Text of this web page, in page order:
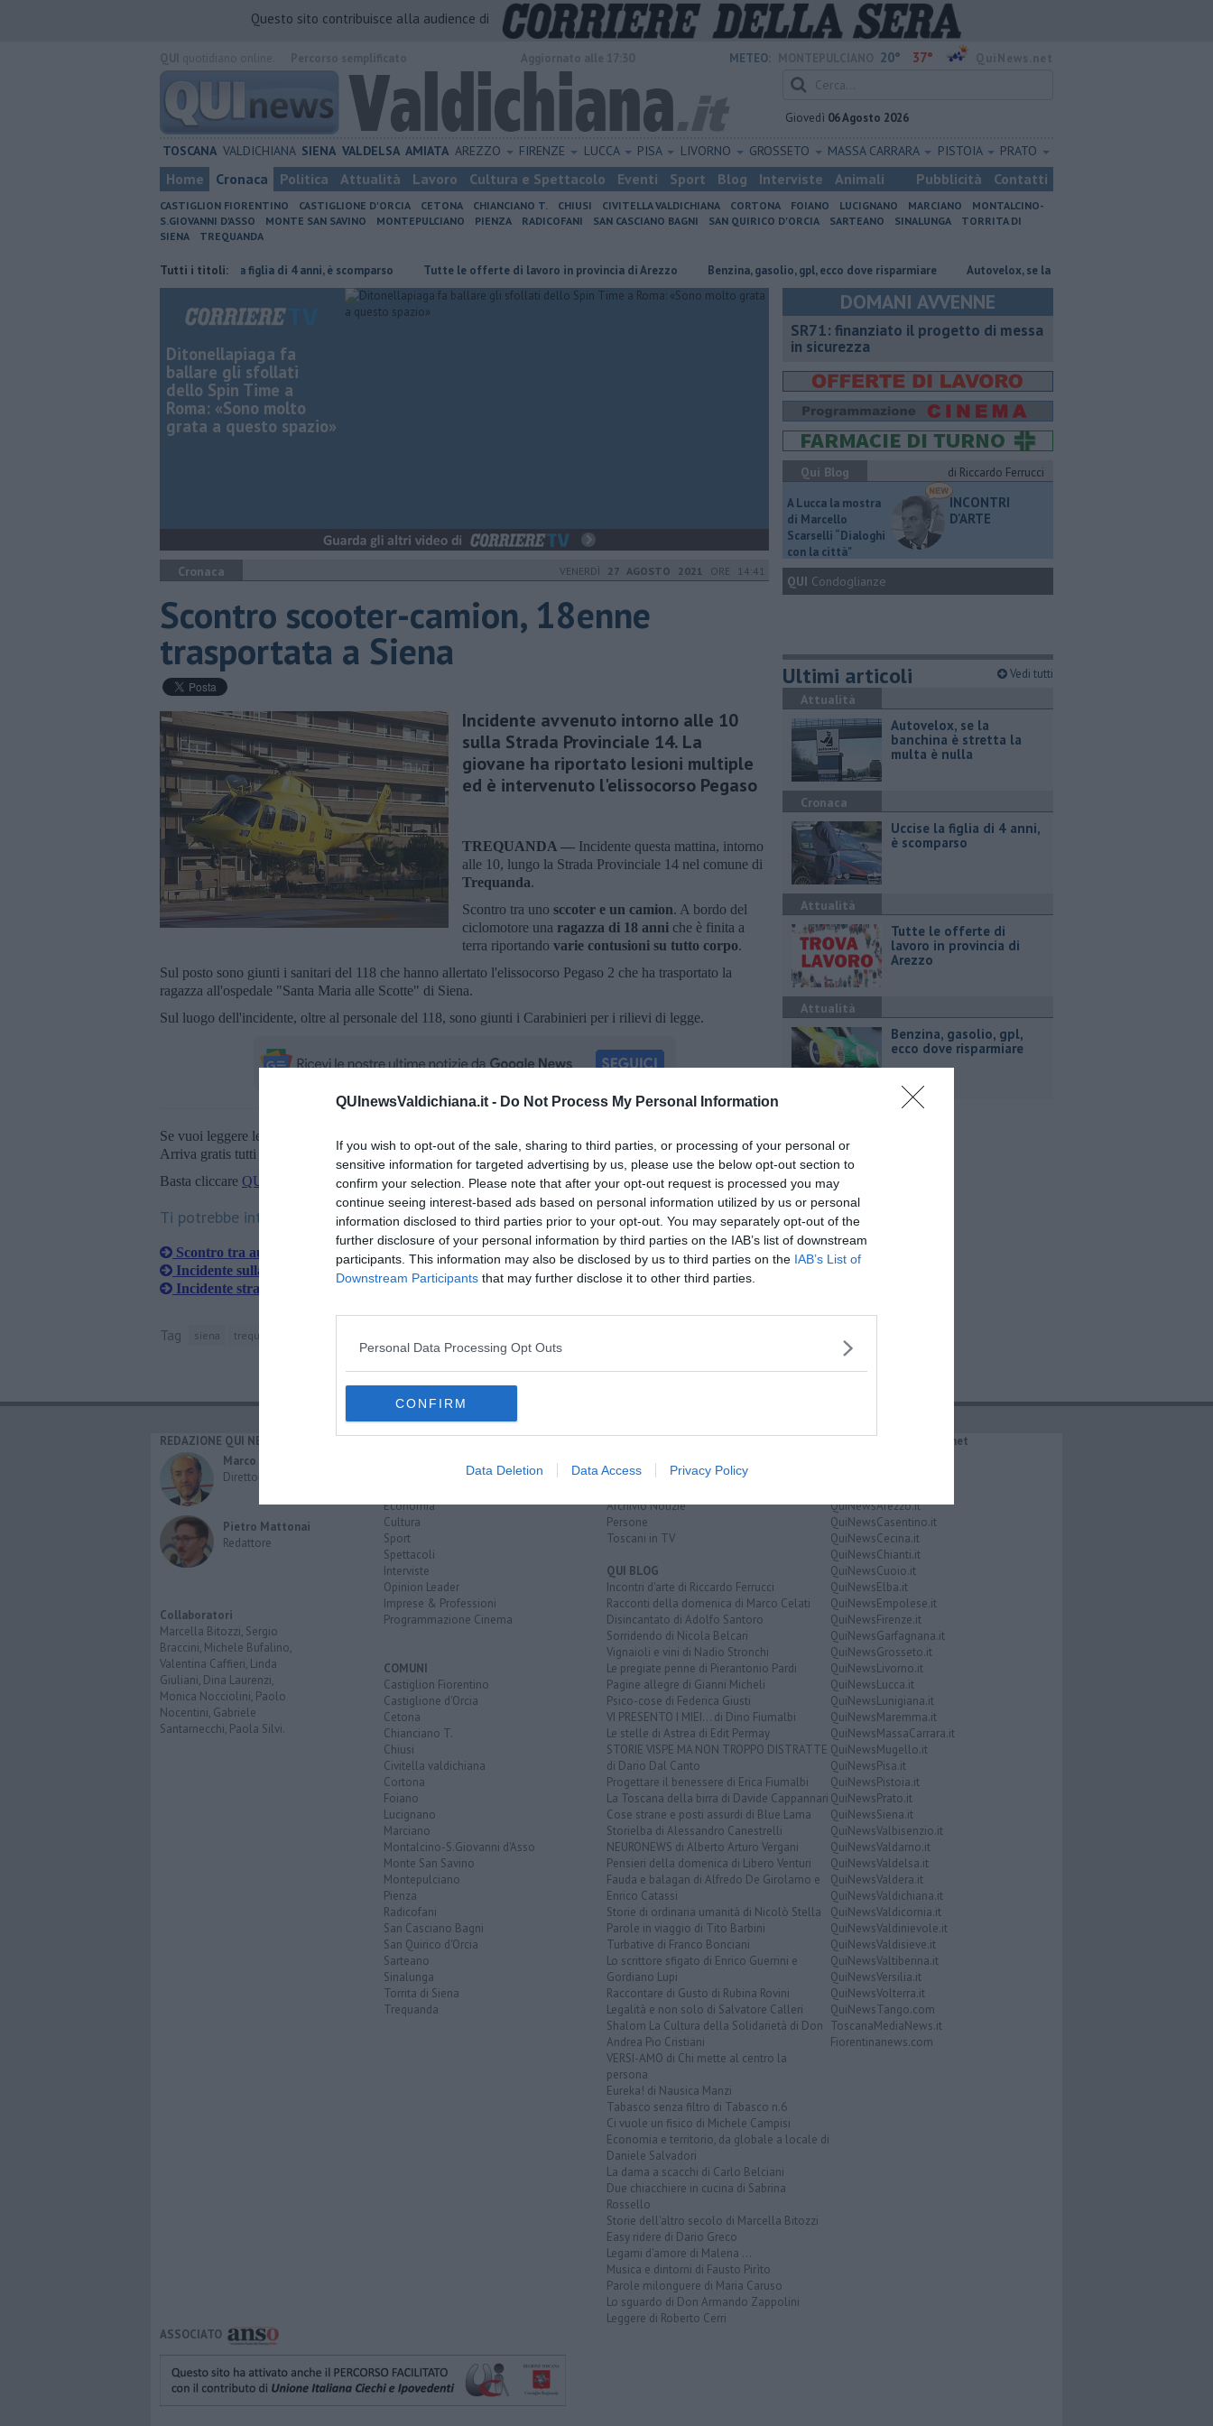
QUInewsValdichiana.it - Do Not Process My Personal Information
If you wish to opt-out of the sale, sharing to third parties, or processing of your personal or
sensitive information for targeted advertising by us, please use the below opt-out section to
confirm your selection. Please note that after your opt-out request is processed you may
continue seeing interest-based ads based on personal information utilized by us or personal
information disclosed to third parties prior to your opt-out. You may separately opt-out of the
further disclosure of your personal information by third parties on the IAB’s list of downstream
participants. This information may also be disclosed by us to third parties on the IAB’s List of
Downstream Participants that may further disclose it to other third parties.
Personal Data Processing Opt Outs
CONFIRM
Data Deletion Data Access Privacy Policy
Questo sito contribuisce alla audience di
METEO: 20° 37°
Giovedì 06 Agosto 2026
TOSCANA VALDICHIANA SIENA VALDELSA AMIATA AREZZO FIRENZE LUCCA PISA LIVORNO GROSSETO MASSA CARRARA PISTOIA PRATO
Home Cronaca Politica Attualità Lavoro Cultura e Spettacolo Eventi Sport Blog Interviste Animali Pubblicità Contatti
CASTIGLION FIORENTINO CASTIGLIONE D'ORCIA CETONA CHIANCIANO T. CHIUSI CIVITELLA VALDICHIANA CORTONA FOIANO LUCIGNANO MARCIANO
MONTALCINO-
S.GIOVANNI D'ASSO
MONTE SAN SAVINO MONTEPULCIANO PIENZA RADICOFANI SAN CASCIANO BAGNI SAN QUIRICO D'ORCIA SARTEANO SINALUNGA
TORRITA DI
SIENA
TREQUANDA
Tutti i titoli:
Uccise la figlia di 4 anni, è scomparso ​Tutte le offerte di lavoro in provincia di Arezzo ​Benzina, gasolio, gpl, ecco dove risparmiare Autovelox, se la banchina è stretta la multa è nulla
Ditonellapiaga fa
ballare gli sfollati
dello Spin Time a
Roma: «Sono molto
grata a questo spazio»
Cronaca VENERDÌ 27 AGOSTO 2021 ORE 14:41
Scontro scooter-camion, 18enne
trasportata a Siena
Incidente avvenuto intorno alle 10
sulla Strada Provinciale 14. La
giovane ha riportato lesioni multiple
ed è intervenuto l'elissocorso Pegaso
TREQUANDA — Incidente questa mattina, intorno
alle 10, lungo la Strada Provinciale 14 nel comune di
Trequanda.
Scontro tra uno sccoter e un camion. A bordo del
ciclomotore una ragazza di 18 anni che è finita a
terra riportando varie contusioni su tutto corpo.
Sul posto sono giunti i sanitari del 118 che hanno allertato l'elissocorso Pegaso 2 che ha trasportato la
ragazza all'ospedale "Santa Maria alle Scotte" di Siena.
Sul luogo dell'incidente, oltre al personale del 118, sono giunti i Carabinieri per i rilievi di legge.
Se vuoi leggere le notizie principali della Toscana iscriviti alla
Arriva gratis tutti i giorni alle 20:00 direttamente nella tua casella di posta.
Basta cliccare QUI
Ti potrebbe interessare anche:
Scontro tra auto, una finisce nel fossato
Incidente sulla Cassia, ferita una 41enne
Incidente stradale nella notte, due feriti
Tag siena trequanda
DOMANI AVVENNE
SR71: finanziato il progetto di messa
in sicurezza
Qui Blog
di Riccardo Ferrucci
A Lucca la mostra
di Marcello
Scarselli “Dialoghi
con la città"
INCONTRI
D'ARTE
QUI Condoglianze
Ultimi articoli Vedi tutti
Attualità
Autovelox, se la
banchina è stretta la
multa è nulla
Cronaca
Uccise la figlia di 4 anni,
è scomparso
Attualità
​Tutte le offerte di
lavoro in provincia di
Arezzo
Attualità
​Benzina, gasolio, gpl,
ecco dove risparmiare
REDAZIONE QUI NEWS
Marco Migli
Direttore Responsabile
Pietro Mattonai
Redattore
Collaboratori
Marcella Bitozzi, Sergio
Braccini, Michele Bufalino,
Valentina Caffieri, Linda
Giuliani, Dina Laurenzi,
Monica Nocciolini, Paolo
Nocentini, Gabriele
Santarnecchi, Paola Silvi.
CATEGORIE
Economia
Cultura
Sport
Spettacoli
Interviste
Opinion Leader
Imprese & Professioni
Programmazione Cinema
COMUNI
Castiglion Fiorentino
Castiglione d'Orcia
Cetona
Chianciano T.
Chiusi
Civitella valdichiana
Cortona
Foiano
Lucignano
Marciano
Montalcino-S.Giovanni d'Asso
Monte San Savino
Montepulciano
Pienza
Radicofani
San Casciano Bagni
San Quirico d'Orcia
Sarteano
Sinalunga
Torrita di Siena
Trequanda
RUBRICHE
Più Letti della settimana
Archivio Notizie
Persone
Toscani in TV
QUI BLOG
Incontri d'arte di Riccardo Ferrucci
Racconti della domenica di Marco Celati
Disincantato di Adolfo Santoro
Sorridendo di Nicola Belcari
Vignaioli e vini di Nadio Stronchi
Le pregiate penne di Pierantonio Pardi
Pagine allegre di Gianni Micheli
Psico-cose di Federica Giusti
VI PRESENTO I MIEI... di Dino Fiumalbi
Le stelle di Astrea di Edit Permay
STORIE VISPE MA NON TROPPO DISTRATTE
di Dario Dal Canto
Progettare il benessere di Erica Fiumalbi
La Toscana della birra di Davide Cappannari
Cose strane e posti assurdi di Blue Lama
Storielba di Alessandro Canestrelli
NEURONEWS di Alberto Arturo Vergani
Pensieri della domenica di Libero Venturi
Fauda e balagan di Alfredo De Girolamo e
Enrico Catassi
Storie di ordinaria umanità di Nicolò Stella
Parole in viaggio di Tito Barbini
Turbative di Franco Bonciani
Lo scrittore sfigato di Enrico Guerrini e
Gordiano Lupi
Raccontare di Gusto di Rubina Rovini
Legalità e non solo di Salvatore Calleri
Shalom La Cultura della Solidarietà di Don
Andrea Pio Cristiani
VERSI-AMO di Chi mette al centro la
persona
Eureka! di Nausica Manzi
Tabasco senza filtro di Tabasco n.6
Ci vuole un fisico di Michele Campisi
Economia e territorio, da globale a locale di
Daniele Salvadori
La dama a scacchi di Carlo Belciani
Due chiacchiere in cucina di Sabrina
Rossello
Storie dell'altro secolo di Marcella Bitozzi
Easy ridere di Dario Greco
Legami d'amore di Malena ...
Musica e dintorni di Fausto Pirìto
Parole milonguere di Maria Caruso
Lo sguardo di Don Armando Zappolini
Leggere di Roberto Cerri
IL NETWORK QuiNews.net
QuiNewsArezzo.it
QuiNewsCasentino.it
QuiNewsCecina.it
QuiNewsChianti.it
QuiNewsCuoio.it
QuiNewsElba.it
QuiNewsEmpolese.it
QuiNewsFirenze.it
QuiNewsGarfagnana.it
QuiNewsGrosseto.it
QuiNewsLivorno.it
QuiNewsLucca.it
QuiNewsLunigiana.it
QuiNewsMaremma.it
QuiNewsMassaCarrara.it
QuiNewsMugello.it
QuiNewsPisa.it
QuiNewsPistoia.it
QuiNewsPrato.it
QuiNewsSiena.it
QuiNewsValbisenzio.it
QuiNewsValdarno.it
QuiNewsValdelsa.it
QuiNewsValdera.it
QuiNewsValdichiana.it
QuiNewsValdicornia.it
QuiNewsValdinievole.it
QuiNewsValdisieve.it
QuiNewsValtiberina.it
QuiNewsVersilia.it
QuiNewsVolterra.it
QuiNewsTango.com
ToscanaMediaNews.it
Fiorentinanews.com
ASSOCIATO